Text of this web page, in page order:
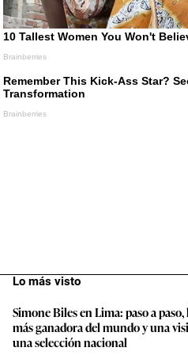
Lo más visto
Simone Biles en Lima: paso a
más ganadora del mundo y una
una selección nacional